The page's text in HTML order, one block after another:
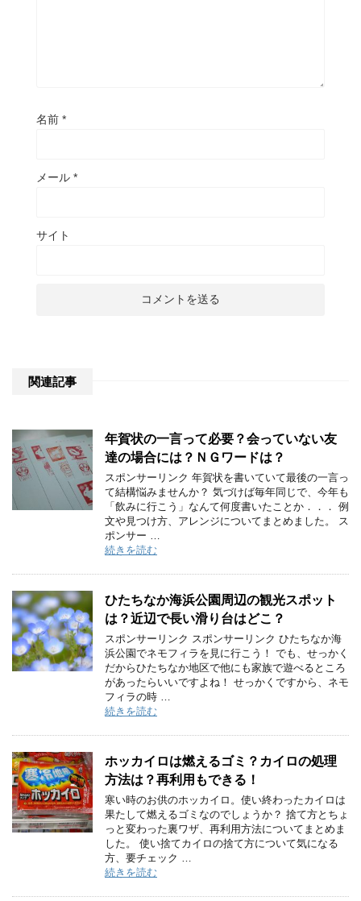
名前 *
メール *
サイト
関連記事
年賀状の一言って必要？会っていない友
達の場合には？ＮＧワードは？
スポンサーリンク 年賀状を書いていて最後の一言っ
て結構悩みませんか？ 気づけば毎年同じで、今年も
「飲みに行こう」なんて何度書いたことか．．． 例
文や見つけ方、アレンジについてまとめました。 ス
ポンサー …
続きを読む
ひたちなか海浜公園周辺の観光スポット
は？近辺で長い滑り台はどこ？
スポンサーリンク スポンサーリンク ひたちなか海
浜公園でネモフィラを見に行こう！ でも、せっかく
だからひたちなか地区で他にも家族で遊べるところ
があったらいいですよね！ せっかくですから、ネモ
フィラの時 …
続きを読む
ホッカイロは燃えるゴミ？カイロの処理
方法は？再利用もできる！
寒い時のお供のホッカイロ。使い終わったカイロは
果たして燃えるゴミなのでしょうか？ 捨て方とちょ
っと変わった裏ワザ、再利用方法についてまとめま
した。 使い捨てカイロの捨て方について気になる
方、要チェック …
続きを読む